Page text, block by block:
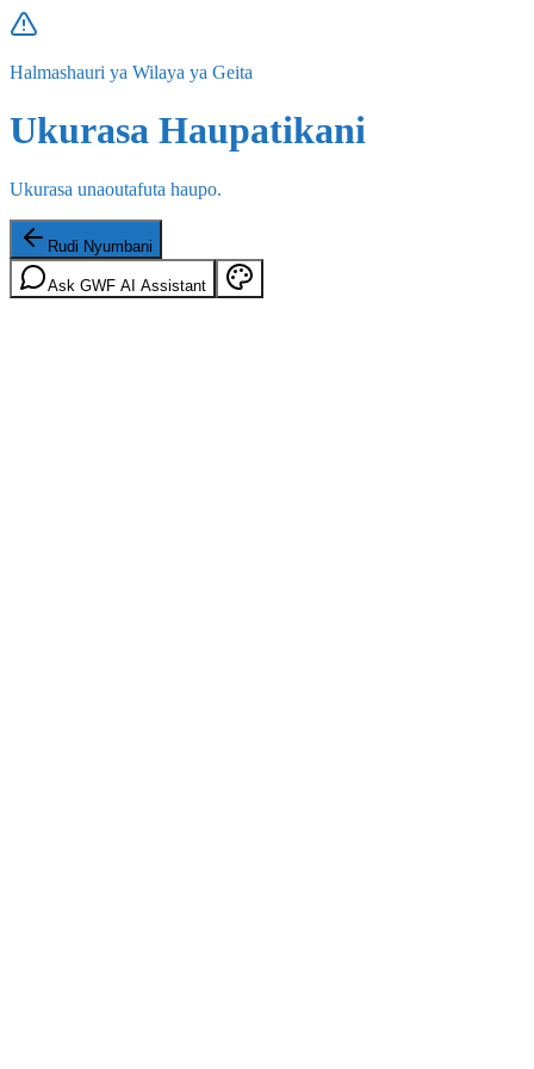
Halmashauri ya Wilaya ya Geita
Ukurasa Haupatikani
Ukurasa unaoutafuta haupo.
Rudi Nyumbani
Ask GWF AI Assistant